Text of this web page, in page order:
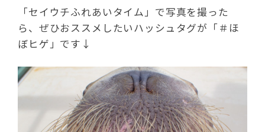
「セイウチふれあいタイム」で写真を撮った
ら、ぜひおススメしたいハッシュタグが「＃ほ
ぼヒゲ」です↓